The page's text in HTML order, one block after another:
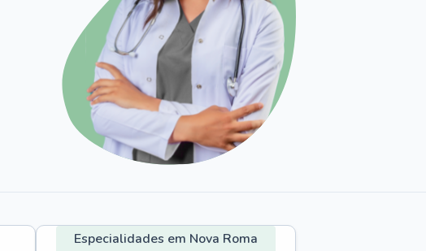
Especialidades em Nova Roma